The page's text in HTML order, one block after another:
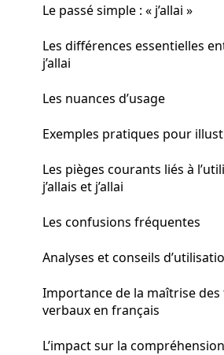
Le passé simple : « j’allai »
Les différences essentielles
j’allai
Les nuances d’usage
Exemples pratiques pour
Les pièges courants liés à
j’allais et j’allai
Les confusions fréquentes
Analyses et conseils
Importance de la maîtrise des
verbaux en français
L’impact sur la compréhension